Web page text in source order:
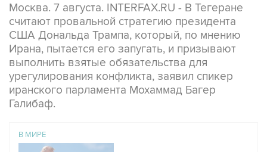
Москва. 7 августа. INTERFAX.RU - В Тегеране
считают провальной стратегию президента
США Дональда Трампа, который, по мнению
Ирана, пытается его запугать, и призывают
выполнить взятые обязательства для
урегулирования конфликта, заявил спикер
иранского парламента Мохаммад Багер
Галибаф.
В МИРЕ